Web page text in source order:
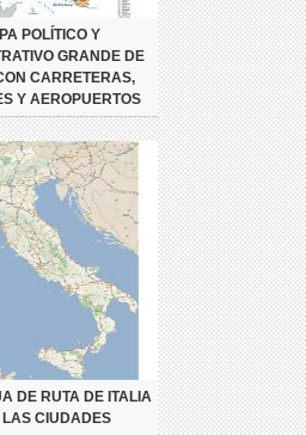
POLÍTICO Y
GRANDE DE
CARRETERAS,
Y AEROPUERTOS
DE RUTA DE ITALIA
LAS CIUDADES